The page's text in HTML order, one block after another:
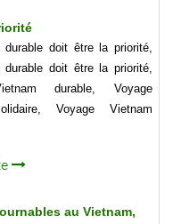
durable doit être la priorité,
durable doit être la priorité,
durable, Voyage
Voyage Vietnam
au Vietnam,